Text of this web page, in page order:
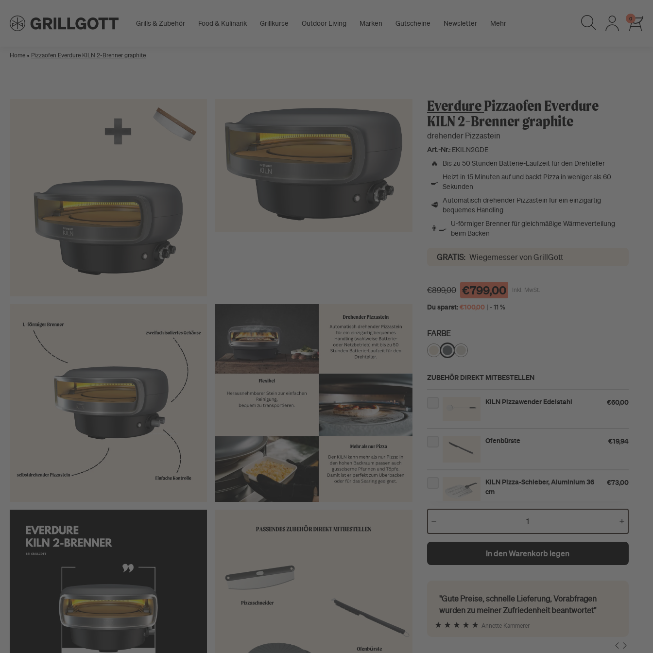
Grills & Zubehör Food & Kulinarik Grillkurse Outdoor Living Marken Gutscheine Newsletter Mehr
0
Home Pizzaofen Everdure KILN 2-Brenner graphite
Everdure Pizzaofen Everdure
KILN 2-Brenner graphite
drehender Pizzastein
Art.-Nr.: EKILN2GDE
🔥 Bis zu 50 Stunden Batterie-Laufzeit für den Drehteller
🍳
Heizt in 15 Minuten auf und backt Pizza in weniger als 60
Sekunden
🥩
Automatisch drehender Pizzastein für ein einzigartig
bequemes Handling
👨‍🍳
U-förmiger Brenner für gleichmäßige Wärmeverteilung
beim Backen
GRATIS: Wiegemesser von GrillGott
€899,00 €799,00 Inkl. MwSt.
Du sparst:€100,00 | - 11 %
FARBE
ZUBEHÖR DIREKT MITBESTELLEN
KILN Pizzawender Edelstahl €60,00
Ofenbürste €19,94
KILN Pizza-Schieber, Aluminium 36
cm
€73,00
In den Warenkorb legen
"Gute Preise, schnelle Lieferung, Vorabfragen
wurden zu meiner Zufriedenheit beantwortet"
Annette Kammerer